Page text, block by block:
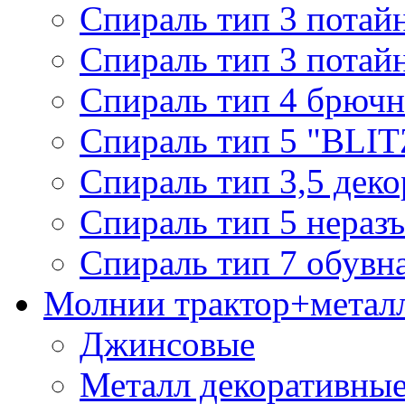
Спираль тип 3
Спираль тип 3
Спираль тип 4
Спираль тип 5
Спираль тип 3,5
Спираль тип 5
Спираль тип 7
Молнии
Джинсовые
Металл